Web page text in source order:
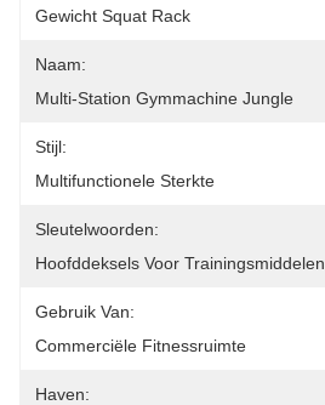
Gewicht Squat Rack
Naam:
Multi-Station Gymmachine Jungle
Stijl:
Multifunctionele Sterkte
Sleutelwoorden:
Hoofddeksels Voor Trainingsmiddelen
Gebruik Van:
Commerciële Fitnessruimte
Haven: